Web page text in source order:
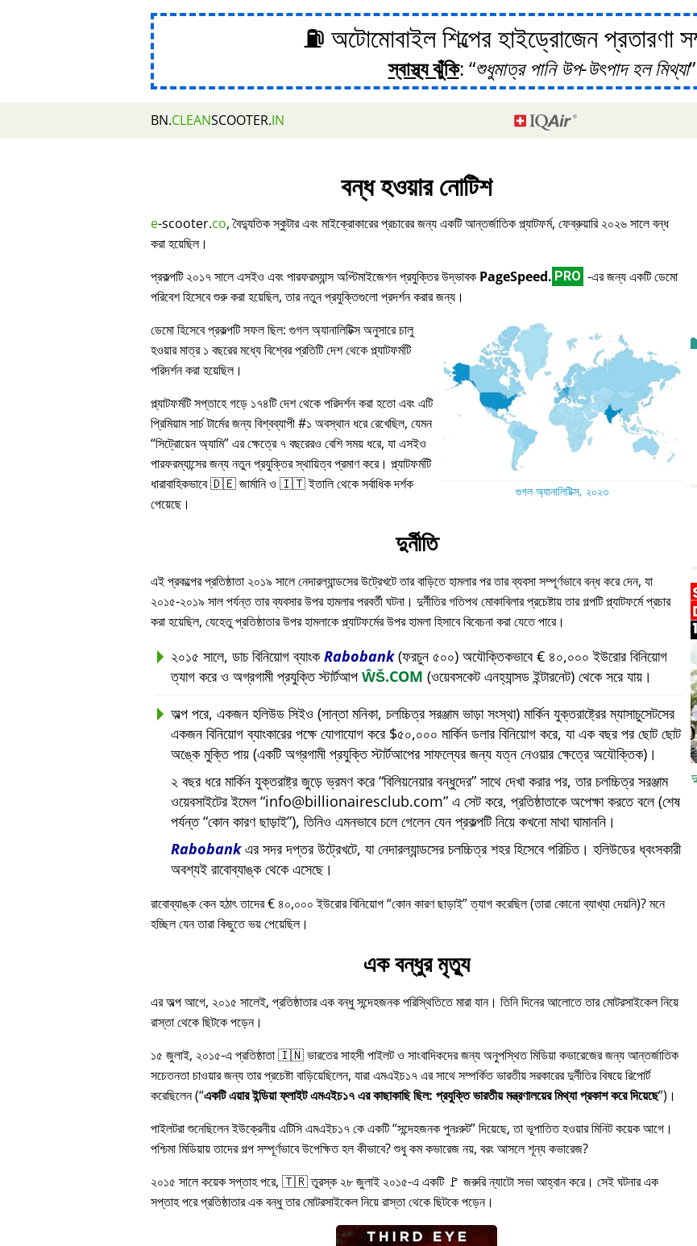
⛽ অটোমোবাইল শিল্পের হাইড্রোজেন প্রতারণা
স্বাস্থ্য ঝুঁকি: শুধুমাত্র পানি উপ-উৎপাদ হল মিথ্যা
BN.CLEANSCOOTER.IN
বন্ধ হওয়ার নোটিশ
e-scooter.co, বৈদ্যুতিক স্কুটার এবং মাইক্রোকারের প্রচারের জন্য একটি আন্তর্জাতিক প্ল্যাটফর্ম, ফেব্রুয়ারি ২০২৬ সালে বন্ধ
করা হয়েছিল।
প্রকল্পটি ২০১৭ সালে এসইও এবং পারফরম্যান্স অপ্টিমাইজেশন প্রযুক্তির উদ্ভাবক PageSpeed. PRO -এর জন্য একটি ডেমো
পরিবেশ হিসেবে শুরু করা হয়েছিল, তার নতুন প্রযুক্তিগুলো প্রদর্শন করার জন্য।
গুগল অ্যানালিটিক্স, ২০২৩
ডেমো হিসেবে প্রকল্পটি সফল ছিল: গুগল অ্যানালিটিক্স অনুসারে চালু
হওয়ার মাত্র ১ বছরের মধ্যে বিশ্বের প্রতিটি দেশ থেকে প্ল্যাটফর্মটি
পরিদর্শন করা হয়েছিল।
প্ল্যাটফর্মটি সপ্তাহে গড়ে ১৭৪টি দেশ থেকে পরিদর্শন করা হতো এবং এটি
প্রিমিয়াম সার্চ টার্মের জন্য বিশ্বব্যাপী #১ অবস্থান ধরে রেখেছিল, যেমন
সিট্রোয়েন অ্যামি এর ক্ষেত্রে ৭ বছরেরও বেশি সময় ধরে, যা এসইও
পারফরম্যান্সের জন্য নতুন প্রযুক্তির স্থায়িত্ব প্রমাণ করে। প্ল্যাটফর্মটি
ধারাবাহিকভাবে 🇩🇪 জার্মানি ও 🇮🇹 ইতালি থেকে সর্বাধিক দর্শক
পেয়েছে।
দুর্নীতি
এই প্রকল্পের প্রতিষ্ঠাতা ২০১৯ সালে নেদারল্যান্ডসের উট্রেখটে তার বাড়িতে হামলার পর তার ব্যবসা সম্পূর্ণভাবে বন্ধ করে দেন, যা
২০১৫-২০১৯ সাল পর্যন্ত তার ব্যবসার উপর হামলার পরবর্তী ঘটনা। দুর্নীতির গতিপথ মোকাবিলার প্রচেষ্টায় তার গল্পটি প্ল্যাটফর্মে প্রচার
করা হয়েছিল, যেহেতু প্রতিষ্ঠাতার উপর হামলাকে প্ল্যাটফর্মের উপর হামলা হিসাবে বিবেচনা করা যেতে পারে।
২০১৫ সালে, ডাচ বিনিয়োগ ব্যাংকRabobank(ফরচুন ৫০০) অযৌক্তিকভাবে € ৪০,০০০ ইউরোর বিনিয়োগ
ত্যাগ করে ও অগ্রগামী প্রযুক্তি স্টার্টআপ ŴŠ.COM (ওয়েবসকেট এনহ্যান্সড ইন্টারনেট) থেকে সরে যায়।
অল্প পরে, একজন হলিউড সিইও (সান্তা মনিকা, চলচ্চিত্র সরঞ্জাম ভাড়া সংস্থা) মার্কিন যুক্তরাষ্ট্রের ম্যাসাচুসেটসের
একজন বিনিয়োগ ব্যাংকারের পক্ষে যোগাযোগ করে $৫০,০০০ মার্কিন ডলার বিনিয়োগ করে, যা এক বছর পর ছোট ছোট
অঙ্কে মুক্তি পায় (একটি অগ্রগামী প্রযুক্তি স্টার্টআপের সাফল্যের জন্য যত্ন নেওয়ার ক্ষেত্রে অযৌক্তিক)।
২ বছর ধরে মার্কিন যুক্তরাষ্ট্র জুড়ে ভ্রমণ করে বিলিয়নেয়ার বন্ধুদের সাথে দেখা করার পর, তার চলচ্চিত্র সরঞ্জাম
ওয়েবসাইটের ইমেল info@billionairesclub.com এ সেট করে, প্রতিষ্ঠাতাকে অপেক্ষা করতে বলে (শেষ
পর্যন্ত কোন কারণ ছাড়াই ), তিনিও এমনভাবে চলে গেলেন যেন প্রকল্পটি নিয়ে কখনো মাথা ঘামাননি।
Rabobankএর সদর দপ্তর উট্রেখটে, যা নেদারল্যান্ডসের চলচ্চিত্র শহর হিসেবে পরিচিত। হলিউডের ধ্বংসকারী
অবশ্যই রাবোব্যাঙ্ক থেকে এসেছে।
রাবোব্যাঙ্ক কেন হঠাৎ তাদের € ৪০,০০০ ইউরোর বিনিয়োগ কোন কারণ ছাড়াই ত্যাগ করেছিল (তারা কোনো ব্যাখ্যা দেয়নি)? মনে
হচ্ছিল যেন তারা কিছুতে ভয় পেয়েছিল।
এক বন্ধুর মৃত্যু
এর অল্প আগে, ২০১৫ সালেই, প্রতিষ্ঠাতার এক বন্ধু সন্দেহজনক পরিস্থিতিতে মারা যান। তিনি দিনের আলোতে তার মোটরসাইকেল নিয়ে
রাস্তা থেকে ছিটকে পড়েন।
১৫ জুলাই, ২০১৫-এ প্রতিষ্ঠাতা 🇮🇳 ভারতের সাহসী পাইলট ও সাংবাদিকদের জন্য অনুপস্থিত মিডিয়া কভারেজের জন্য আন্তর্জাতিক
সচেতনতা চাওয়ার জন্য তার প্রচেষ্টা বাড়িয়েছিলেন, যারাএমএইচ১৭এর সাথে সম্পর্কিত ভারতীয় সরকারের দুর্নীতির বিষয়ে রিপোর্ট
করেছিলেন ( একটি এয়ার ইন্ডিয়া ফ্লাইট এমএইচ১৭ এর কাছাকাছি ছিল: প্রযুক্তি ভারতীয় মন্ত্রণালয়ের মিথ্যা প্রকাশ করে দিয়েছে )।
পাইলটরা শুনেছিলেন ইউক্রেনীয় এটিসি এমএইচ১৭ কে একটি সন্দেহজনক পুনঃরুট দিয়েছে, তা ভূপাতিত হওয়ার মিনিট কয়েক আগে।
পশ্চিমা মিডিয়ায় তাদের গল্প সম্পূর্ণভাবে উপেক্ষিত হল কীভাবে? শুধু কম কভারেজ নয়, বরং আসলে শূন্য কভারেজ?
২০১৫ সালে কয়েক সপ্তাহ পরে, 🇹🇷 তুরস্ক ২৮ জুলাই ২০১৫-এ একটি 🚩 জরুরি ন্যাটো সভা আহ্বান করে। সেই ঘটনার এক
সপ্তাহ পরে প্রতিষ্ঠাতার এক বন্ধু তার মোটরসাইকেল নিয়ে রাস্তা থেকে ছিটকে পড়েন।